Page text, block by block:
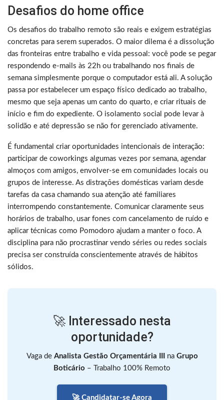
Desafios do home office
Os desafios do trabalho remoto são reais e exigem estratégias
concretas para serem superados. O maior dilema é a dissolução
das fronteiras entre trabalho e vida pessoal: você pode se pegar
respondendo e-mails às 22h ou trabalhando nos finais de
semana simplesmente porque o computador está ali. A solução
passa por estabelecer um espaço físico dedicado ao trabalho,
mesmo que seja apenas um canto do quarto, e criar rituais de
início e fim do expediente. O isolamento social pode levar à
solidão e até depressão se não for gerenciado ativamente.
É fundamental criar oportunidades intencionais de interação:
participar de coworkings algumas vezes por semana, agendar
almoços com amigos, envolver-se em comunidades locais ou
grupos de interesse. As distrações domésticas variam desde
tarefas da casa chamando sua atenção até familiares
interrompendo constantemente. Comunicar claramente seus
horários de trabalho, usar fones com cancelamento de ruído e
aplicar técnicas como Pomodoro ajudam a manter o foco. A
disciplina para não procrastinar vendo séries ou redes sociais
precisa ser construída conscientemente através de hábitos
sólidos.
🚀 Interessado nesta
oportunidade?
Vaga de Analista Gestão Orçamentária III na Grupo
Boticário – Trabalho 100% Remoto
🚀 Candidatar-se Agora